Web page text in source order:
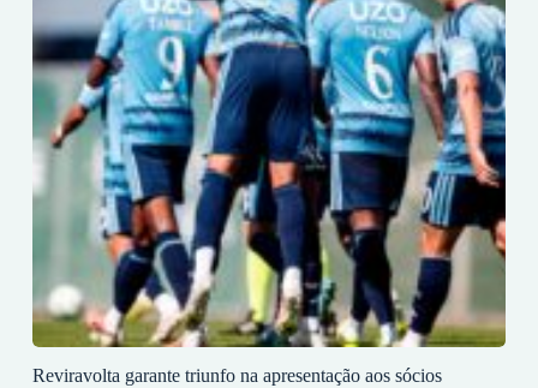
Reviravolta garante triunfo na apresentação aos sócios